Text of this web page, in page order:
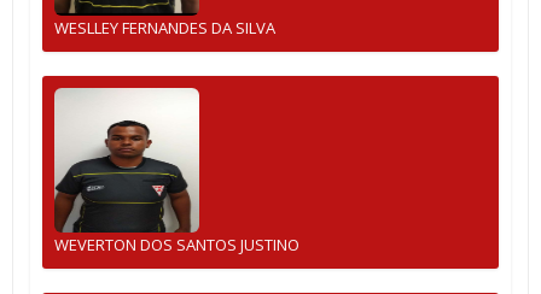
WESLLEY FERNANDES DA SILVA
WEVERTON DOS SANTOS JUSTINO